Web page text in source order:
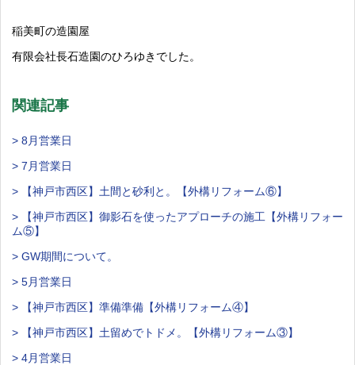
稲美町の造園屋
有限会社長石造園のひろゆきでした。
関連記事
> 8月営業日
> 7月営業日
> 【神戸市西区】土間と砂利と。【外構リフォーム⑥】
> 【神戸市西区】御影石を使ったアプローチの施工【外構リフォー
ム⑤】
> GW期間について。
> 5月営業日
> 【神戸市西区】準備準備【外構リフォーム④】
> 【神戸市西区】土留めでトドメ。【外構リフォーム③】
> 4月営業日